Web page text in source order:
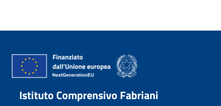
Istituto Comprensivo Fabriani